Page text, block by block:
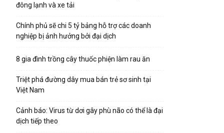
đông lạnh và xe tải
Chính phủ sẽ chi 5 tỷ bảng hỗ trợ các doanh
nghiệp bị ảnh hưởng bởi đại dịch
8 gia đình trồng cây thuốc phiện làm rau ăn
Triệt phá đường dây mua bán trẻ sơ sinh tại
Việt Nam
Cảnh báo: Virus từ dơi gây phù não có thể là đại
dịch tiếp theo